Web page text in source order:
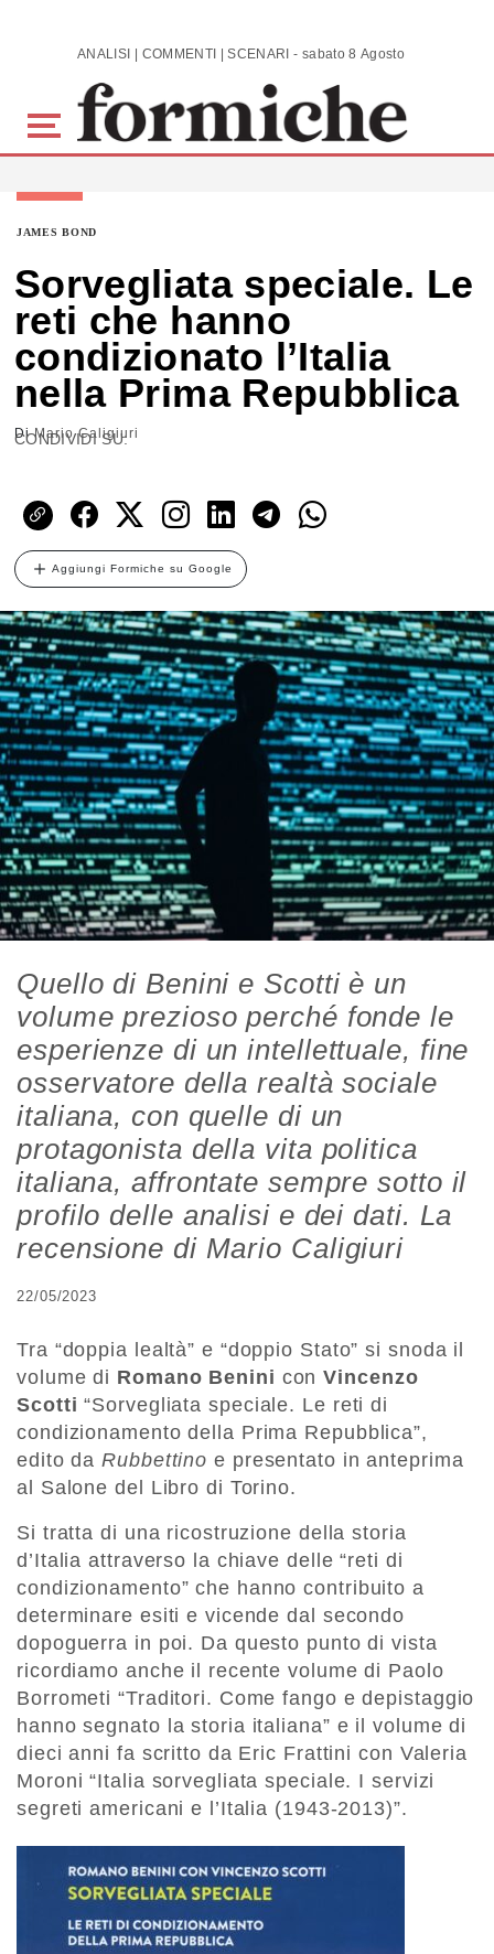
Skip to main content ANALISI | COMMENTI | SCENARI - sabato 8 Agosto 2026
JAMES BOND
Sorvegliata speciale. Le
reti che hanno
condizionato l’Italia
nella Prima Repubblica
DiMario Caligiuri
CONDIVIDI SU:
Aggiungi Formiche su Google
Quello di Benini e Scotti è un
volume prezioso perché fonde le
esperienze di un intellettuale, fine
osservatore della realtà sociale
italiana, con quelle di un
protagonista della vita politica
italiana, affrontate sempre sotto il
profilo delle analisi e dei dati. La
recensione di Mario Caligiuri
22/05/2023
Tra “doppia lealtà” e “doppio Stato” si snoda il
volume di Romano Benini conVincenzo
Scotti “Sorvegliata speciale. Le reti di
condizionamento della Prima Repubblica”,
edito daRubbettino e presentato in anteprima
al Salone del Libro di Torino.
Si tratta di una ricostruzione della storia
d’Italia attraverso la chiave delle “reti di
condizionamento” che hanno contribuito a
determinare esiti e vicende dal secondo
dopoguerra in poi. Da questo punto di vista
ricordiamo anche il recente volume di Paolo
Borrometi “Traditori. Come fango e depistaggio
hanno segnato la storia italiana” e il volume di
dieci anni fa scritto da Eric Frattini con Valeria
Moroni “Italia sorvegliata speciale. I servizi
segreti americani e l’Italia (1943-2013)”.